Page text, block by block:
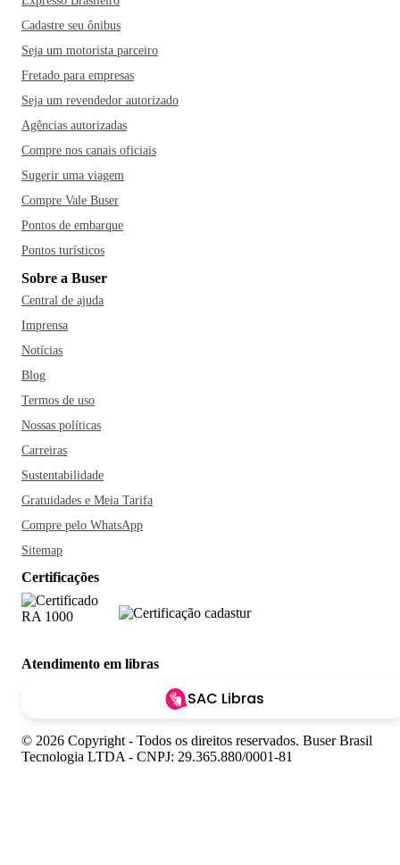
Cadastre seu ônibus
Seja um motorista parceiro
Fretado para empresas
Seja um revendedor autorizado
Agências autorizadas
Compre nos canais oficiais
Sugerir uma viagem
Compre Vale Buser
Pontos de embarque
Pontos turísticos
Sobre a Buser
Central de ajuda
Imprensa
Notícias
Blog
Termos de uso
Nossas políticas
Carreiras
Sustentabilidade
Gratuidades e Meia Tarifa
Compre pelo WhatsApp
Sitemap
Certificações
Atendimento em libras
SAC Libras
© 2026 Copyright - Todos os direitos reservados. Buser Brasil
Tecnologia LTDA - CNPJ: 29.365.880/0001-81